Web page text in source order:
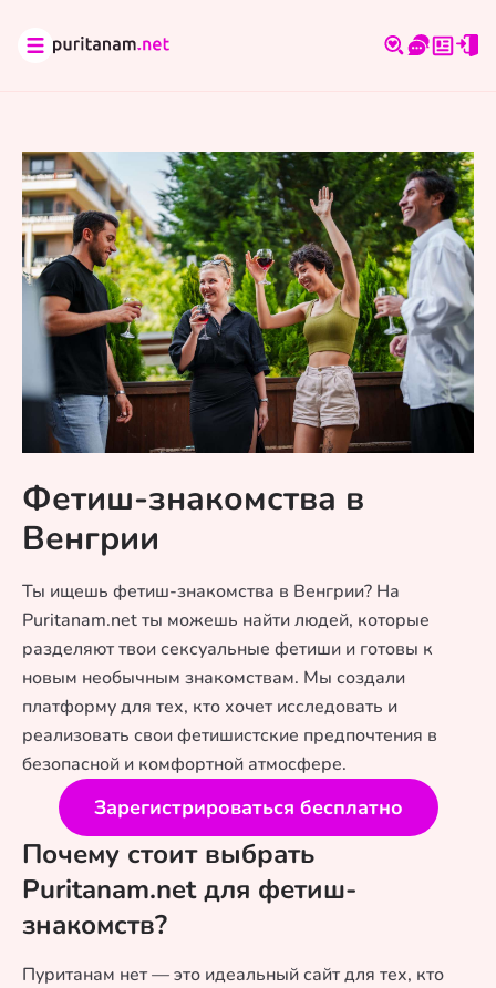
Фетиш-знакомства в
Венгрии
Ты ищешь фетиш-знакомства в Венгрии? На
Puritanam.net ты можешь найти людей, которые
разделяют твои сексуальные фетиши и готовы к
новым необычным знакомствам. Мы создали
платформу для тех, кто хочет исследовать и
реализовать свои фетишистские предпочтения в
безопасной и комфортной атмосфере.
Зарегистрироваться бесплатно
Почему стоит выбрать
Puritanam.net для фетиш-
знакомств?
Пуританам нет — это идеальный сайт для тех, кто